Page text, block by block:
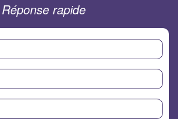
Réponse rapide